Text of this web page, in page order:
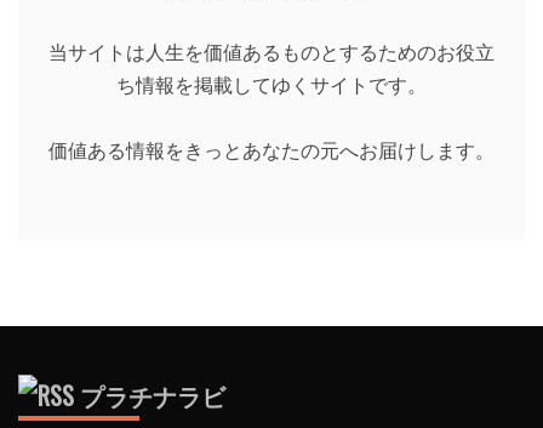
当サイトは人生を価値あるものとするためのお役立
ち情報を掲載してゆくサイトです。
価値ある情報をきっとあなたの元へお届けします。
プラチナラビ